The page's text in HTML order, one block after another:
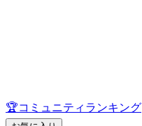
🏆コミュニティランキング